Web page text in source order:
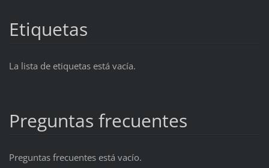
Etiquetas
La lista de etiquetas está vacía.
Preguntas frecuentes
Preguntas frecuentes está vacío.